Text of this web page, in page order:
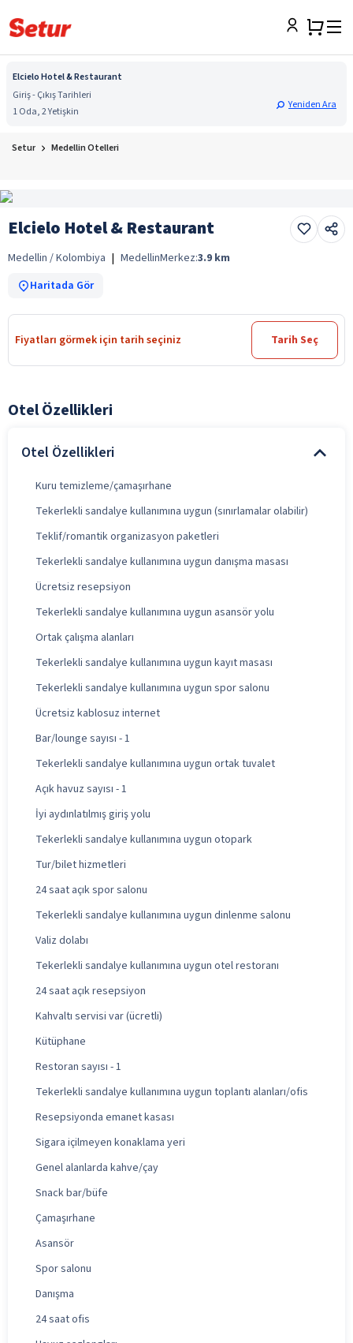
Elcielo Hotel & Restaurant
Giriş - Çıkış Tarihleri
1 Oda, 2 Yetişkin
Yeniden Ara
Setur Medellin Otelleri
Elcielo Hotel & Restaurant
Medellin / Kolombiya | MedellinMerkez:3.9 km
Haritada Gör
Fiyatları görmek için tarih seçiniz Tarih Seç
Otel Özellikleri
Otel Özellikleri
Kuru temizleme/çamaşırhane
Tekerlekli sandalye kullanımına uygun (sınırlamalar olabilir)
Teklif/romantik organizasyon paketleri
Tekerlekli sandalye kullanımına uygun danışma masası
Ücretsiz resepsiyon
Tekerlekli sandalye kullanımına uygun asansör yolu
Ortak çalışma alanları
Tekerlekli sandalye kullanımına uygun kayıt masası
Tekerlekli sandalye kullanımına uygun spor salonu
Ücretsiz kablosuz internet
Bar/lounge sayısı - 1
Tekerlekli sandalye kullanımına uygun ortak tuvalet
Açık havuz sayısı - 1
İyi aydınlatılmış giriş yolu
Tekerlekli sandalye kullanımına uygun otopark
Tur/bilet hizmetleri
24 saat açık spor salonu
Tekerlekli sandalye kullanımına uygun dinlenme salonu
Valiz dolabı
Tekerlekli sandalye kullanımına uygun otel restoranı
24 saat açık resepsiyon
Kahvaltı servisi var (ücretli)
Kütüphane
Restoran sayısı - 1
Tekerlekli sandalye kullanımına uygun toplantı alanları/ofis
Resepsiyonda emanet kasası
Sigara içilmeyen konaklama yeri
Genel alanlarda kahve/çay
Snack bar/büfe
Çamaşırhane
Asansör
Spor salonu
Danışma
24 saat ofis